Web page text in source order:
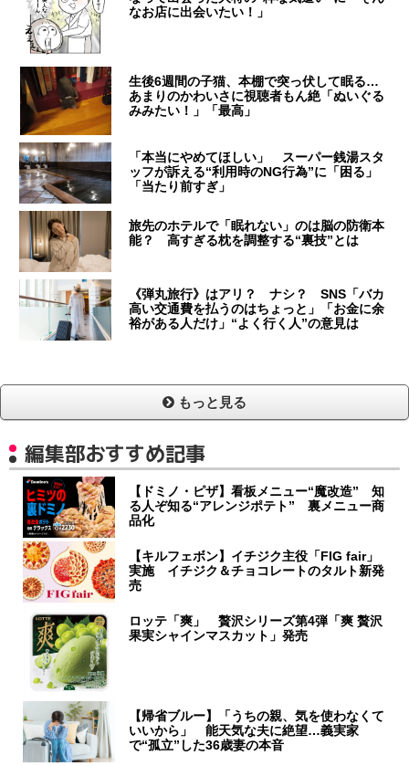
なお店に出会いたい！」
生後6週間の子猫、本棚で突っ伏して眠る…
あまりのかわいさに視聴者もん絶「ぬいぐる
みみたい！」「最高」
「本当にやめてほしい」 スーパー銭湯スタ
ッフが訴える“利用時のNG行為”に「困る」
「当たり前すぎ」
旅先のホテルで「眠れない」のは脳の防衛本
能？ 高すぎる枕を調整する“裏技”とは
《弾丸旅行》はアリ？ ナシ？ SNS「バカ
高い交通費を払うのはちょっと」「お金に余
裕がある人だけ」“よく行く人”の意見は
もっと見る
編集部おすすめ記事
【ドミノ・ピザ】看板メニュー“魔改造” 知
る人ぞ知る“アレンジポテト” 裏メニュー商
品化
【キルフェボン】イチジク主役「FIG fair」
実施 イチジク＆チョコレートのタルト新発
売
ロッテ「爽」 贅沢シリーズ第4弾「爽 贅沢
果実シャインマスカット」発売
【帰省ブルー】「うちの親、気を使わなくて
いいから」 能天気な夫に絶望…義実家
で“孤立”した36歳妻の本音